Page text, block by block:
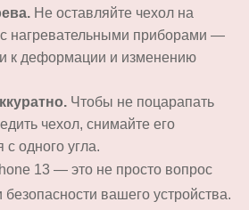
Не оставляйте чехол на
нагревательными приборами —
к деформации и изменению
Чтобы не поцарапать
чехол, снимайте его
одного угла.
13 — это не просто вопрос
вашего устройства.